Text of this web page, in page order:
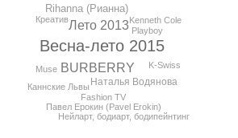
Весна-лето 2015
Лето 2013
BURBERRY
Rihanna (Рианна)
Наталья Водянова
Playboy
Fashion TV
Павел Ерокин (Pavel Erokin)
Kenneth Cole
Каннские Львы
Muse
Креатив
K-Swiss
Нейларт, бодиарт, бодипейнтинг